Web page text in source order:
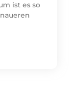
ist es so